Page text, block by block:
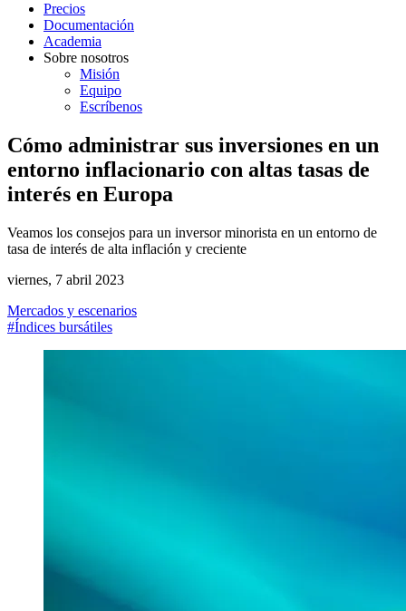
Precios
Documentación
Academia
Sobre nosotros
Misión
Equipo
Escríbenos
Cómo administrar sus inversiones en un
entorno inflacionario con altas tasas de
interés en Europa
Veamos los consejos para un inversor minorista en un entorno de
tasa de interés de alta inflación y creciente
viernes, 7 abril 2023
Mercados y escenarios
#Índices bursátiles